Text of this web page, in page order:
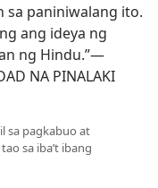
sa paniniwalang ito.
ang ideya ng
ng Hindu.”—
NA PINALAKI
sa pagkabuo at
sa iba’t ibang